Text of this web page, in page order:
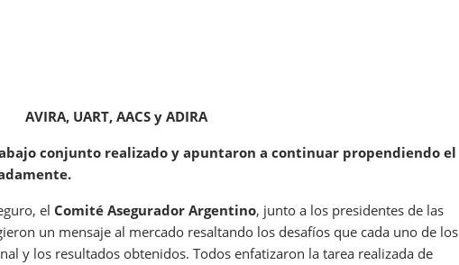
AVIRA, UART, AACS y ADIRA
conjunto realizado y apuntaron a continuar propendiendo el
el Comité Asegurador Argentino, junto a los presidentes de las
un mensaje al mercado resaltando los desafíos que cada uno de los
y los resultados obtenidos. Todos enfatizaron la tarea realizada de